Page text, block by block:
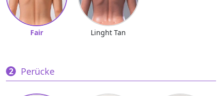
Fair Linght Tan
Perücke